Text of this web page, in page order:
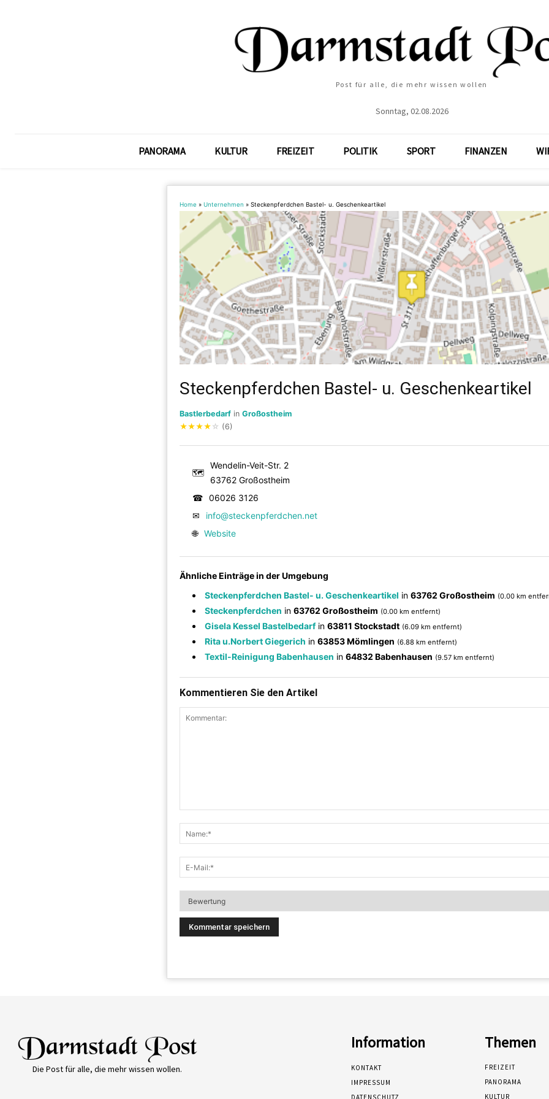
Post für alle, die mehr wissen wollen
Sonntag, 02.08.2026
PANORAMA KULTUR FREIZEIT POLITIK SPORT FINANZEN
Home » Unternehmen » Steckenpferdchen Bastel- u. Geschenkeartikel
Steckenpferdchen Bastel- u. Geschenkeartikel
Bastlerbedarf in Großostheim
★★★★ ☆ (6)
🗺
Wendelin-Veit-Str. 2
63762 Großostheim
☎ 06026 3126
✉
info@steckenpferdchen.net
🌐 Website
Ähnliche Einträge in der Umgebung
Steckenpferdchen Bastel- u. Geschenkeartikel in 63762 Großostheim (0.00 km
Steckenpferdchen in 63762 Großostheim (0.00 km entfernt)
Gisela Kessel Bastelbedarfin 63811 Stockstadt (6.09 km entfernt)
Rita u.Norbert Giegerich in 63853 Mömlingen (6.88 km entfernt)
Textil-Reinigung Babenhausen in 64832 Babenhausen (9.57 km entfernt)
Kommentieren Sie den Artikel
Die Post für alle, die mehr wissen wollen.
Information
KONTAKT
IMPRESSUM
DATENSCHUTZ
Themen
FREIZEIT
PANORAMA
KULTUR